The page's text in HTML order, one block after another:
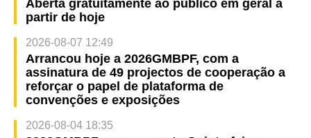
Aberta gratuitamente ao público em geral a
partir de hoje
2026-08-07 12:49
Arrancou hoje a 2026GMBPF, com a
assinatura de 49 projectos de cooperação a
reforçar o papel de plataforma de
convenções e exposições
2026-08-04 18:35